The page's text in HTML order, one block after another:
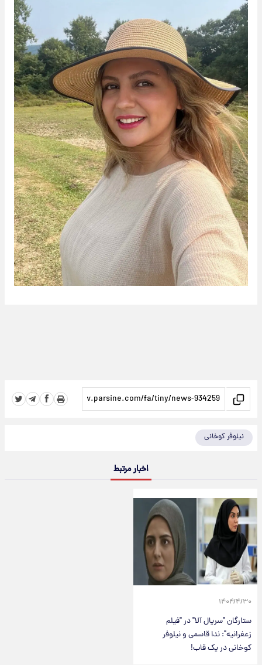
نیلوفر کوخانی
اخبار مرتبط
۱۴۰۴/۴/۳۰
ستارگان "سریال آلا" در "فیلم
زعفرانیه": ندا قاسمی و نیلوفر
کوخانی در یک قاب!